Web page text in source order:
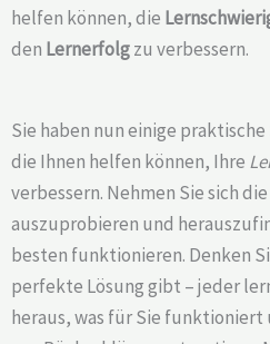
helfen können, die
den Lernerfolgzu verbessern.
Sie haben nun einige
die Ihnen helfen können, Ihre
verbessern. Nehmen Sie sich
auszuprobieren und
besten funktionieren. Denken
perfekte Lösung gibt – jeder
heraus, was für Sie funktioniert